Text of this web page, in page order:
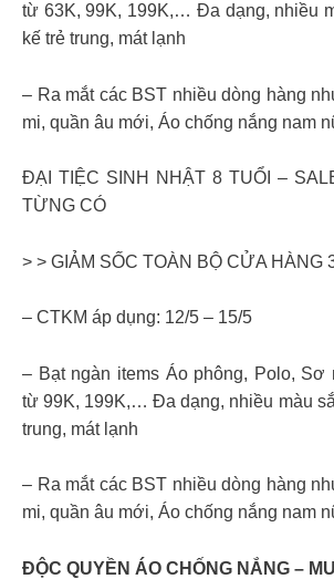
từ 63K, 99K, 199K,… Đa dạng, nhiều
kế trẻ trung, mát lạnh
– Ra mắt các BST nhiều dòng hàng
mi, quần âu mới, Áo chống nắng nam
ĐẠI TIỆC SINH NHẬT 8 TUỔI –
TỪNG CÓ
> > GIẢM SỐC TOÀN BỘ CỬA HÀNG
– CTKM áp dụng: 12/5 – 15/5
– Bạt ngàn items Áo phông, Polo, Sơ
từ 99K, 199K,… Đa dạng, nhiều màu
trung, mát lạnh
– Ra mắt các BST nhiều dòng hàng
mi, quần âu mới, Áo chống nắng nam
ĐỘC QUYỀN ÁO CHỐNG NẮNG –